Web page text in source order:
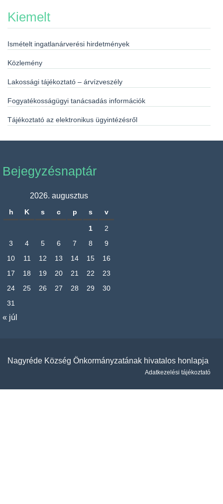
Kiemelt
Ismételt ingatlanárverési hirdetmények
Közlemény
Lakossági tájékoztató – árvízveszély
Fogyatékosságügyi tanácsadás információk
Tájékoztató az elektronikus ügyintézésről
Bejegyzésnaptár
2026. augusztus
h K s c p s v
1
2
3
4 5 6 7 8
9
10
11 12 13 14 15
16
17
18 19 20 21 22
23
24
25 26 27 28 29
30
31
« júl
Nagyréde Község Önkormányzatának hivatalos honlapja
Adatkezelési tájékoztató